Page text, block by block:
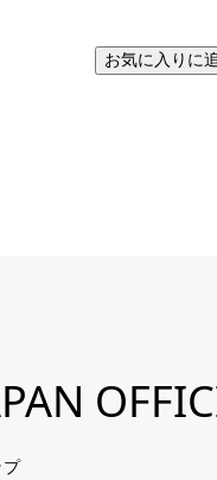
お気に入りに